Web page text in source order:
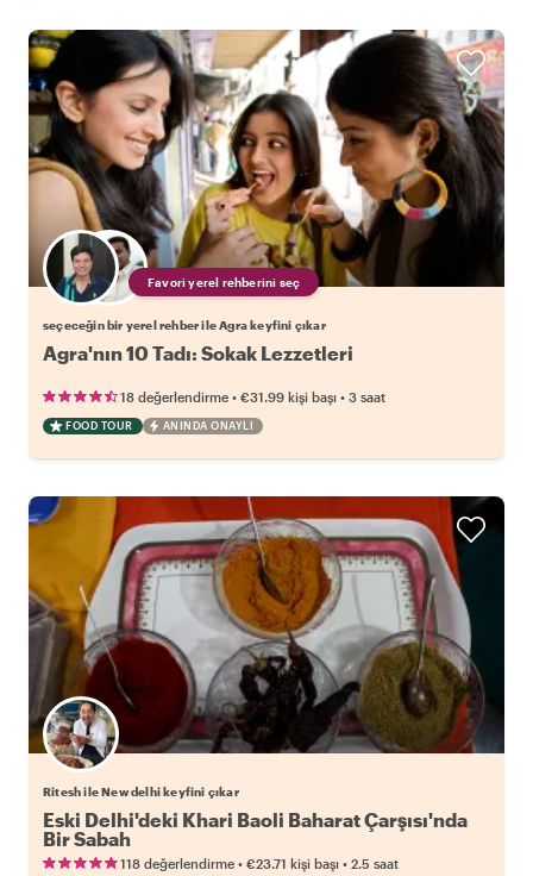
Favori yerel rehberini seç
seçeceğin bir yerel rehber ile Agra keyfini çıkar
Agra'nın 10 Tadı: Sokak Lezzetleri
18 değerlendirme • €31.99 kişi başı • 3 saat
FOOD TOUR ANINDA ONAYLI
Ritesh ile New delhi keyfini çıkar
Eski Delhi'deki Khari Baoli Baharat Çarşısı'nda
Bir Sabah
118 değerlendirme • €23.71 kişi başı • 2.5 saat